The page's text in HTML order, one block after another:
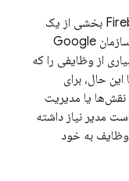
توجه داشته باشید که اگر یک پروژه Firebase بخشی از یک
Google
از وظایفی را که
حال، برای
یا مدیریت
مدیر نیاز داشته
وظایف به خود